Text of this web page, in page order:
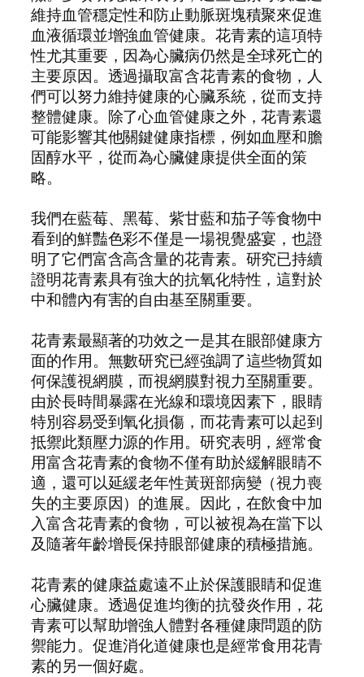
維持血管穩定性和防止動脈斑塊積聚來促進
血液循環並增強血管健康。花青素的這項特
性尤其重要，因為心臟病仍然是全球死亡的
主要原因。透過攝取富含花青素的食物，人
們可以努力維持健康的心臟系統，從而支持
整體健康。除了心血管健康之外，花青素還
可能影響其他關鍵健康指標，例如血壓和膽
固醇水平，從而為心臟健康提供全面的策
略。
我們在藍莓、黑莓、紫甘藍和茄子等食物中
看到的鮮豔色彩不僅是一場視覺盛宴，也證
明了它們富含高含量的花青素。研究已持續
證明花青素具有強大的抗氧化特性，這對於
中和體內有害的自由基至關重要。
花青素最顯著的功效之一是其在眼部健康方
面的作用。無數研究已經強調了這些物質如
何保護視網膜，而視網膜對視力至關重要。
由於長時間暴露在光線和環境因素下，眼睛
特別容易受到氧化損傷，而花青素可以起到
抵禦此類壓力源的作用。研究表明，經常食
用富含花青素的食物不僅有助於緩解眼睛不
適，還可以延緩老年性黃斑部病變（視力喪
失的主要原因）的進展。因此，在飲食中加
入富含花青素的食物，可以被視為在當下以
及隨著年齡增長保持眼部健康的積極措施。
花青素的健康益處遠不止於保護眼睛和促進
心臟健康。透過促進均衡的抗發炎作用，花
青素可以幫助增強人體對各種健康問題的防
禦能力。促進消化道健康也是經常食用花青
素的另一個好處。